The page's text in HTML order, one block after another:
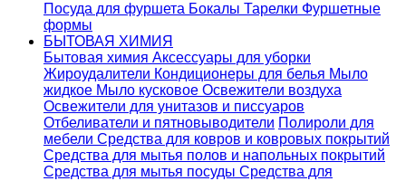
Посуда для фуршета Бокалы Тарелки Фуршетные
формы
БЫТОВАЯ ХИМИЯ
Бытовая химия Аксессуары для уборки
Жироудалители Кондиционеры для белья Мыло
жидкое Мыло кусковое Освежители воздуха
Освежители для унитазов и писсуаров
Отбеливатели и пятновыводители Полироли для
мебели Средства для ковров и ковровых покрытий
Средства для мытья полов и напольных покрытий
Средства для мытья посуды Средства для